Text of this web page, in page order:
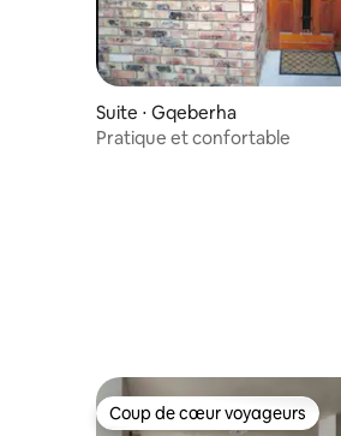
Suite ⋅ Gqeberha
Pratique et confortable
Coup de cœur voyageurs
Coup de cœur voyageurs